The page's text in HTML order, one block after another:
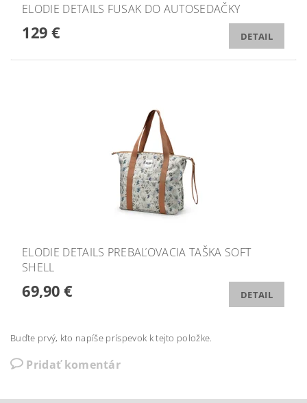
ELODIE DETAILS FUSAK DO AUTOSEDAČKY
129 € DETAIL
ELODIE DETAILS PREBAĽOVACIA TAŠKA SOFT
SHELL
69,90 € DETAIL
Buďte prvý, kto napíše príspevok k tejto položke.
Pridať komentár